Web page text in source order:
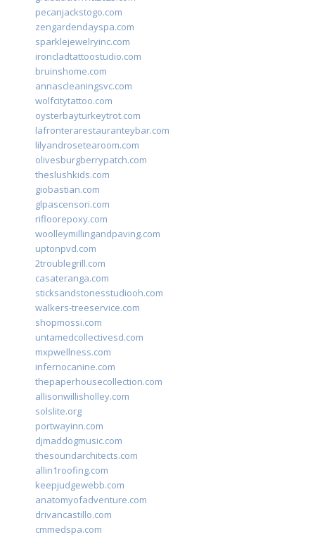
pecanjackstogo.com
zengardendayspa.com
sparklejewelryinc.com
ironcladtattoostudio.com
bruinshome.com
annascleaningsvc.com
wolfcitytattoo.com
oysterbayturkeytrot.com
lafronterarestauranteybar.com
lilyandrosetearoom.com
olivesburgberrypatch.com
theslushkids.com
giobastian.com
glpascensori.com
rifloorepoxy.com
woolleymillingandpaving.com
uptonpvd.com
2troublegrill.com
casateranga.com
sticksandstonesstudiooh.com
walkers-treeservice.com
shopmossi.com
untamedcollectivesd.com
mxpwellness.com
infernocanine.com
thepaperhousecollection.com
allisonwillisholley.com
solslite.org
portwayinn.com
djmaddogmusic.com
thesoundarchitects.com
allin1roofing.com
keepjudgewebb.com
anatomyofadventure.com
drivancastillo.com
cmmedspa.com